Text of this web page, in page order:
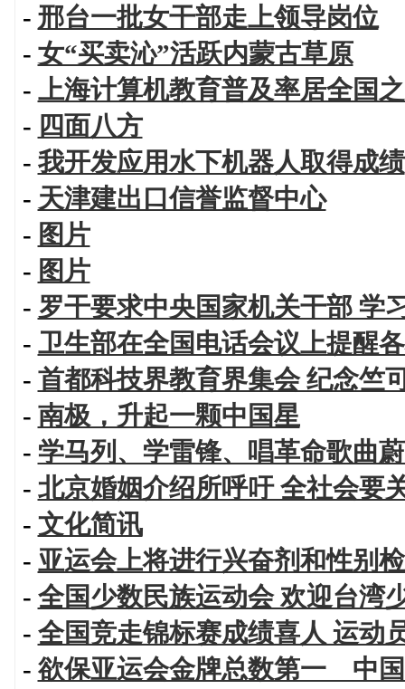
- 邢台一批女干部走上领导岗位
- 女“买卖沁”活跃内蒙古草原
- 上海计算机教育普及率居全国
- 四面八方
- 我开发应用水下机器人取得成绩
- 天津建出口信誉监督中心
- 图片
- 图片
- 罗干要求中央国家机关干部 学
- 卫生部在全国电话会议上提醒
- 首都科技界教育界集会 纪念竺
- 南极，升起一颗中国星
- 学马列、学雷锋、唱革命歌曲
- 北京婚姻介绍所呼吁 全社会要
- 文化简讯
- 亚运会上将进行兴奋剂和性别
- 全国少数民族运动会 欢迎台湾
- 全国竞走锦标赛成绩喜人 运动
- 欲保亚运会金牌总数第一 中